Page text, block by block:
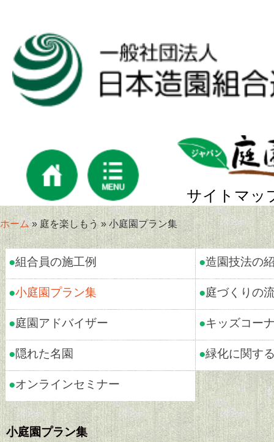
サイトマッ
ホーム» 庭を楽しもう » 小庭園プラン集
●組合員の施工例 ●造園技法の
●小庭園プラン集 ●庭づくりの
●庭園アドバイザー ●キッズコー
●隠れた名園 ●緑化に関す
●オンラインセミナー
小庭園プラン集